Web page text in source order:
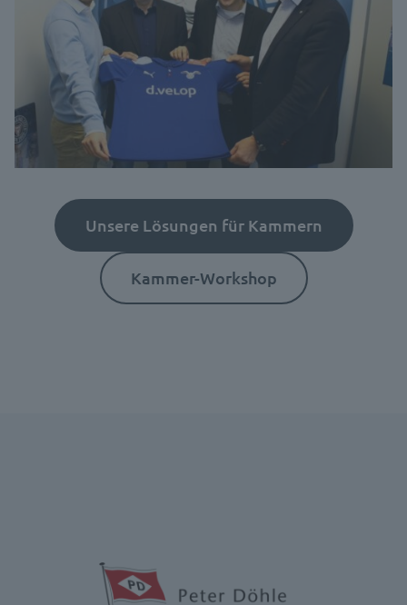
Unsere Lösungen für Kammern
Kammer-Workshop